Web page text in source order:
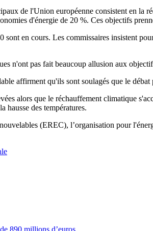
de l'Union européenne consistent en la
d'énergie de 20 %. Ces objectifs
sont en cours. Les commissaires insistent
n'ont pas fait beaucoup allusion aux
affirment qu'ils sont soulagés que le
alors que le réchauffement climatique
hausse des températures.
(EREC), l’organisation pour
890 millions d’euros